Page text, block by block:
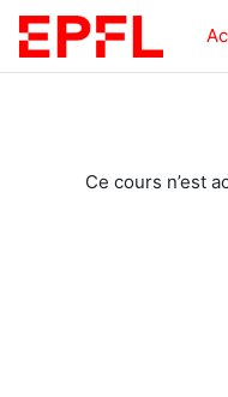
Passer au contenu principal
Ce cours n’est